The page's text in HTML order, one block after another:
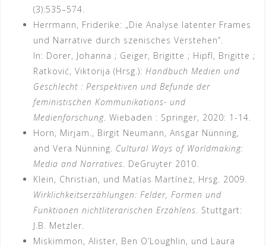
(3):535–574.
Herrmann, Friderike: „Die Analyse latenter Frames
und Narrative durch szenisches Verstehen”.
In: Dorer, Johanna ; Geiger, Brigitte ; Hipfl, Brigitte ;
Ratković, Viktorija (Hrsg.): Handbuch Medien und
Geschlecht : Perspektiven und Befunde der
feministischen Kommunikations- und
Medienforschung. Wiebaden : Springer, 2020: 1-14.
Horn, Mirjam., Birgit Neumann, Ansgar Nünning,
and Vera Nünning. Cultural Ways of Worldmaking:
Media and Narratives. DeGruyter 2010.
Klein, Christian, und Matías Martínez, Hrsg. 2009.
Wirklichkeitserzählungen: Felder, Formen und
Funktionen nichtliterarischen Erzählens. Stuttgart:
J.B. Metzler.
Miskimmon, Alister, Ben O’Loughlin, und Laura